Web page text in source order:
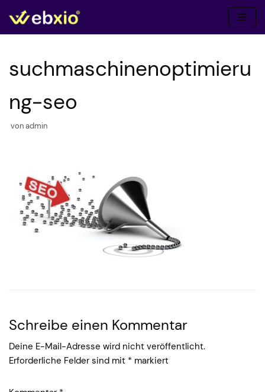
Zum
Inhalt
suchmaschinenoptimieru
ng-seo
vonadmin
Schreibe einen Kommentar
Deine E-Mail-Adresse wird nicht veröffentlicht.
Erforderliche Felder sind mit * markiert